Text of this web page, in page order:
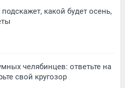
подскажет, какой будет осень,
челябинцев: ответьте на
свой кругозор